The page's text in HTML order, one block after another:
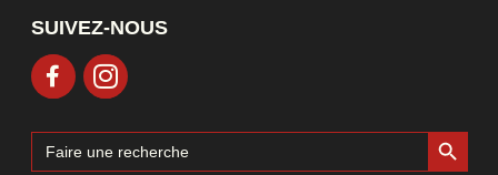
SUIVEZ-NOUS
Search
for:
Search Button